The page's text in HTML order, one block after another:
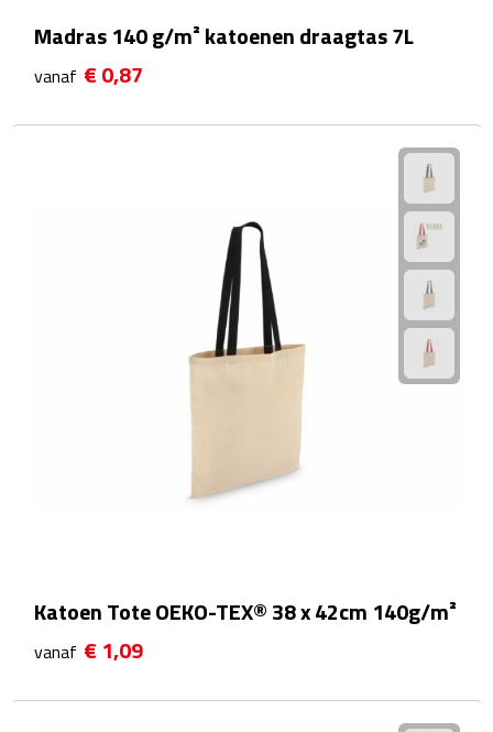
Wellness Giftsets
JANZEN
Marie-Stella-Maris
Pantoffels & slippers
Madras 140 g/m² katoenen draagtas 7L
vanaf € 0,87
Katoen Tote OEKO-TEX® 38 x 42cm 140g/m²
vanaf € 1,09